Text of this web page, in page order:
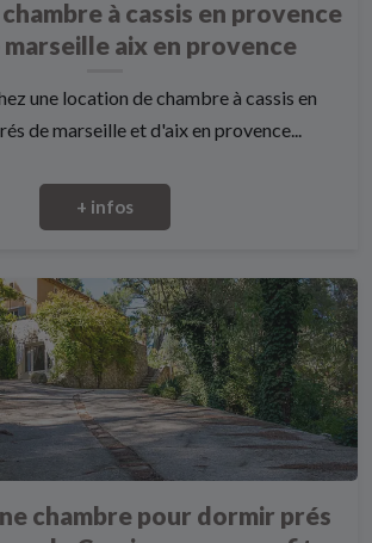
à cassis en provence
marseille aix en provence
une location de chambre à cassis en
de marseille et d'aix en provence...
+ infos
chambre pour dormir prés